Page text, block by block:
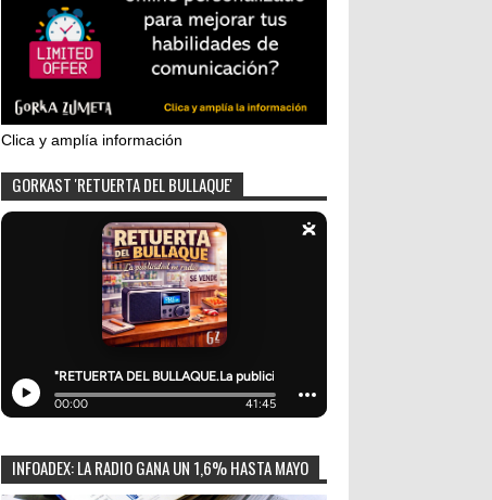
Clica y amplía información
GORKAST 'RETUERTA DEL BULLAQUE'
INFOADEX: LA RADIO GANA UN 1,6% HASTA MAYO